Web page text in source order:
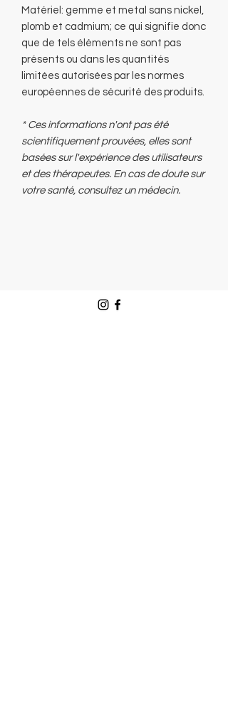
Matériel: gemme et metal sans nickel,
plomb et cadmium; ce qui signifie donc
que de tels éléments ne sont pas
présents ou dans les quantités
limitées autorisées par les normes
européennes de sécurité des produits.
* Ces informations n'ont pas été
scientifiquement prouvées, elles sont
basées sur l'expérience des utilisateurs
et des thérapeutes. En cas de doute sur
votre santé, consultez un médecin.